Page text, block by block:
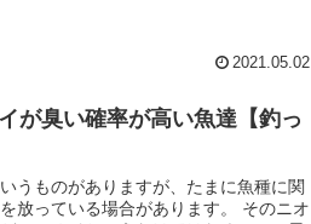
2021.05.02
が臭い確率が高い魚達【釣っ
うものがありますが、たまに魚種に関
放っている場合があります。 そのニオ